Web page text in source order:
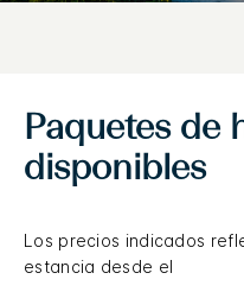
Paquetes de
disponibles
Los precios indicados
estancia desde el